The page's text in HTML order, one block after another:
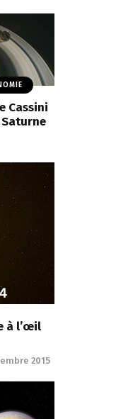
Cassini
à l’œil
2015